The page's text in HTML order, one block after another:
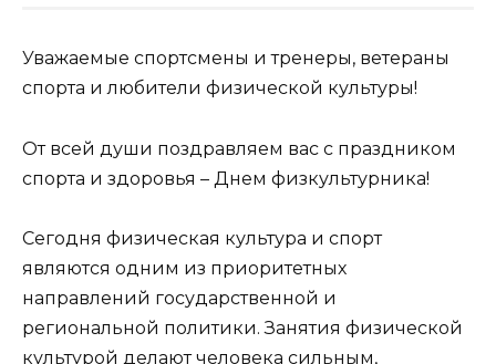
Уважаемые спортсмены и тренеры, ветераны
спорта и любители физической культуры!
От всей души поздравляем вас с праздником
спорта и здоровья – Днем физкультурника!
Сегодня физическая культура и спорт
являются одним из приоритетных
направлений государственной и
региональной политики. Занятия физической
культурой делают человека сильным,